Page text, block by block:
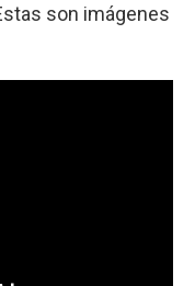
son imágenes